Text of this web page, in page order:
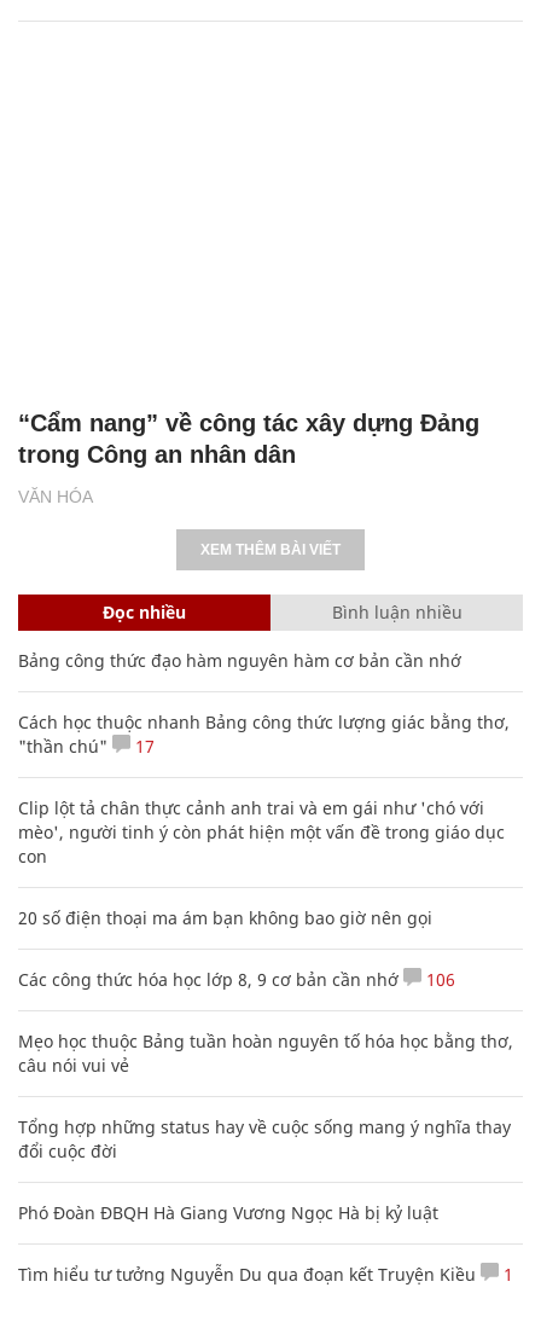
VĂN HÓA
“Cẩm nang” về công tác xây dựng Đảng
trong Công an nhân dân
XEM THÊM BÀI VIẾT
Đọc nhiều Bình luận nhiều
Bảng công thức đạo hàm nguyên hàm cơ bản cần nhớ
Cách học thuộc nhanh Bảng công thức lượng giác bằng thơ,
"thần chú"
17
Clip lột tả chân thực cảnh anh trai và em gái như 'chó với
mèo', người tinh ý còn phát hiện một vấn đề trong giáo dục
con
20 số điện thoại ma ám bạn không bao giờ nên gọi
Các công thức hóa học lớp 8, 9 cơ bản cần nhớ 106
Mẹo học thuộc Bảng tuần hoàn nguyên tố hóa học bằng thơ,
câu nói vui vẻ
Tổng hợp những status hay về cuộc sống mang ý nghĩa thay
đổi cuộc đời
Phó Đoàn ĐBQH Hà Giang Vương Ngọc Hà bị kỷ luật
Tìm hiểu tư tưởng Nguyễn Du qua đoạn kết Truyện Kiều 1